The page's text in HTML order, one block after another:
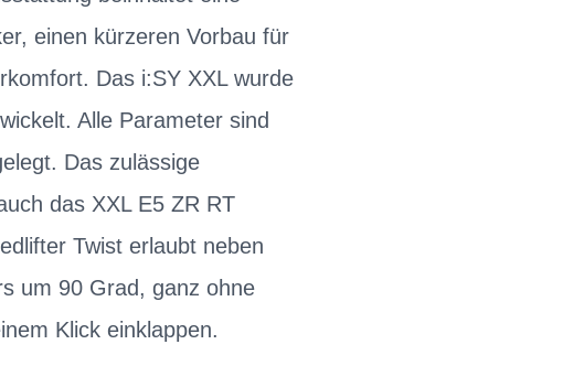
einen kürzeren Vorbau für
Das i:SY XXL wurde
Alle Parameter sind
Das zulässige
das XXL E5 ZR RT
Twist erlaubt neben
um 90 Grad, ganz ohne
Klick einklappen.